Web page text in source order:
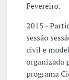
Fevereiro.
2015 -
sessão
civil e
organizada
programa